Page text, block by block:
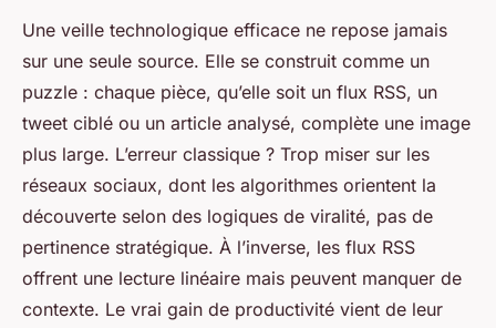
Une veille technologique efficace ne repose jamais
sur une seule source. Elle se construit comme un
puzzle : chaque pièce, qu’elle soit un flux RSS, un
tweet ciblé ou un article analysé, complète une image
plus large. L’erreur classique ? Trop miser sur les
réseaux sociaux, dont les algorithmes orientent la
découverte selon des logiques de viralité, pas de
pertinence stratégique. À l’inverse, les flux RSS
offrent une lecture linéaire mais peuvent manquer de
contexte. Le vrai gain de productivité vient de leur